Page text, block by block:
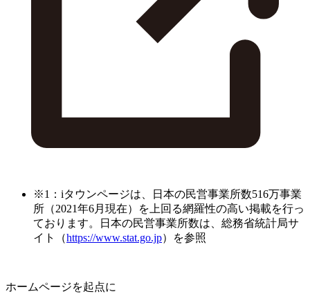
※1：iタウンページは、日本の民営事業所数516万事業
所（2021年6月現在）を上回る網羅性の高い掲載を行っ
ております。日本の民営事業所数は、総務省統計局サ
イト（https://www.stat.go.jp）を参照
ホームページを起点に